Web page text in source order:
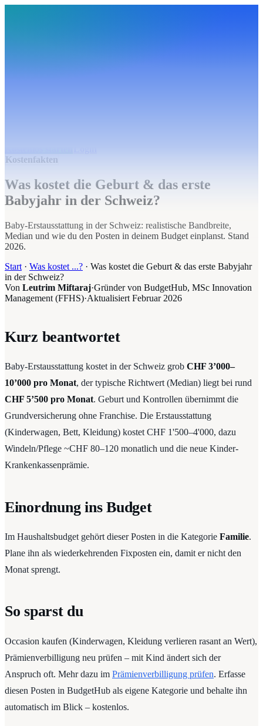
Kostenfakten
Was kostet die Geburt & das erste
Babyjahr in der Schweiz?
Baby-Erstausstattung in der Schweiz: realistische Bandbreite,
Median und wie du den Posten in deinem Budget einplanst. Stand
2026.
Start · Was kostet ...? · Was kostet die Geburt & das erste Babyjahr
in der Schweiz?
Von Leutrim Miftaraj·Gründer von BudgetHub, MSc Innovation
Management (FFHS)·Aktualisiert Februar 2026
Kurz beantwortet
Baby-Erstausstattung kostet in der Schweiz grob CHF 3’000–
10’000 pro Monat, der typische Richtwert (Median) liegt bei rund
CHF 5’500 pro Monat. Geburt und Kontrollen übernimmt die
Grundversicherung ohne Franchise. Die Erstausstattung
(Kinderwagen, Bett, Kleidung) kostet CHF 1'500–4'000, dazu
Windeln/Pflege ~CHF 80–120 monatlich und die neue Kinder-
Krankenkassenprämie.
Einordnung ins Budget
Im Haushaltsbudget gehört dieser Posten in die Kategorie Familie.
Plane ihn als wiederkehrenden Fixposten ein, damit er nicht den
Monat sprengt.
So sparst du
Occasion kaufen (Kinderwagen, Kleidung verlieren rasant an Wert),
Prämienverbilligung neu prüfen – mit Kind ändert sich der
Anspruch oft. Mehr dazu im Prämienverbilligung prüfen. Erfasse
diesen Posten in BudgetHub als eigene Kategorie und behalte ihn
automatisch im Blick – kostenlos.